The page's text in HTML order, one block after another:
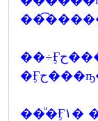
��÷Ӻح�����Ѻ�������ҡ���
��ͧ�Ӻح�١��� �١����